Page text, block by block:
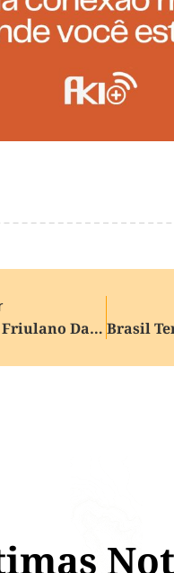
Circolo Friulano Da Serra Gaúcha Celebra Dois Anos Com Programação Cultural Especial Dentro Da 11ª Semana Da Cultura Italiana, Em Bento Gonçalves